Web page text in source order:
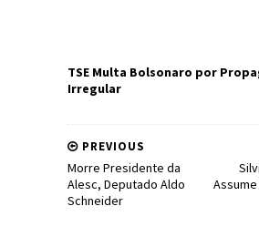
TSE Multa Bolsonaro por
Irregular
PREVIOUS
Morre Presidente da
Alesc, Deputado Aldo
Schneider